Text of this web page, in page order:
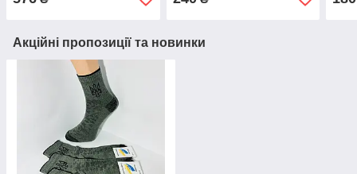
шкарпетки для риболовлі,
шкарпетки
Акційні пропозиції та новинки